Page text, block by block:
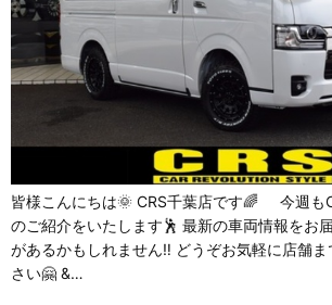
皆様こんにちは🌞 CRS千葉店です🌈 今週も
のご紹介をいたします🕺 最新の車両情報をお
があるかもしれません‼ どうぞお気軽に店舗
さい🤗 &…